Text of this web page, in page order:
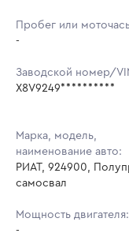
Кол-во ставок:
Пробег или
-
Заводской номер/
X8V9249**********
Марка, модель,
наименование авто:
РИАТ, 924900,
самосвал
Мощность двигателя:
-